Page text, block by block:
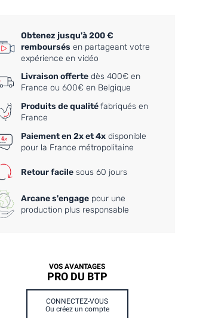
Obtenez jusqu'à 200 €
remboursés en partageant votre
expérience en vidéo
Livraison offerte dès 400€ en
France ou 600€ en Belgique
Produits de qualitéfabriqués en
France
Paiement en 2x et 4x disponible
pour la France métropolitaine
Retour facile sous 60 jours
Arcane s'engage pour une
production plus responsable
VOS AVANTAGES
PRO DU BTP
CONNECTEZ-VOUS
Ou créez un compte